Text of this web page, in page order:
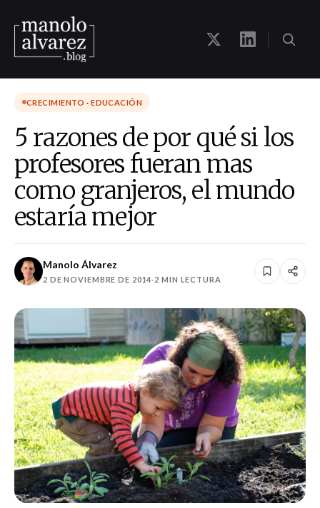
CRECIMIENTO · EDUCACIÓN
5 razones de por qué si los
profesores fueran mas
como granjeros, el mundo
estaría mejor
Manolo Álvarez
2 DE NOVIEMBRE DE 2014·2 MIN LECTURA